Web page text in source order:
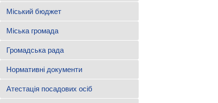
Міський бюджет
Міська громада
Громадська рада
Нормативні документи
Атестація посадових осіб